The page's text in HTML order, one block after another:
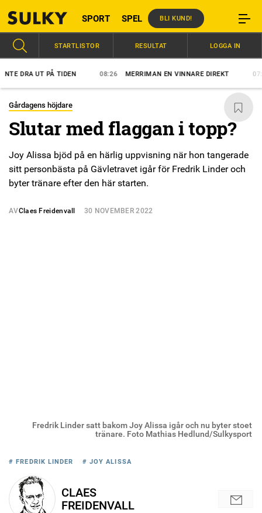
SPORT SPEL BLI KUND!
UT PÅ TIDEN MERRIMAN EN VINNARE DIREKT
STARTLISTOR RESULTAT LOGGA IN
Gårdagens höjdare
Slutar med flaggan i topp?
Joy Alissa bjöd på en härlig uppvisning när hon tangerade
sitt personbästa på Gävletravet igår för Fredrik Linder och
byter tränare efter den här starten.
AVClaes Freidenvall 30 NOVEMBER 2022
Fredrik Linder satt bakom Joy Alissa igår och nu byter stoet
tränare. Foto Mathias Hedlund/Sulkysport
# FREDRIK LINDER # JOY ALISSA
CLAES
FREIDENVALL